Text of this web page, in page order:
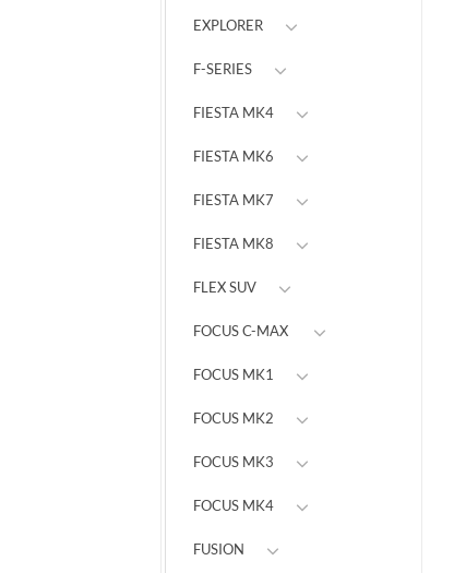
EXPLORER
F-SERIES
FIESTA MK4
FIESTA MK6
FIESTA MK7
FIESTA MK8
FLEX SUV
FOCUS C-MAX
FOCUS MK1
FOCUS MK2
FOCUS MK3
FOCUS MK4
FUSION